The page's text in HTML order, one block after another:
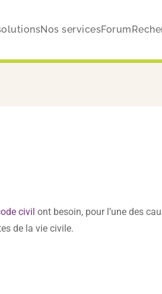
Nos servicesForum
civil ont besoin, pour l’une des
de la vie civile.